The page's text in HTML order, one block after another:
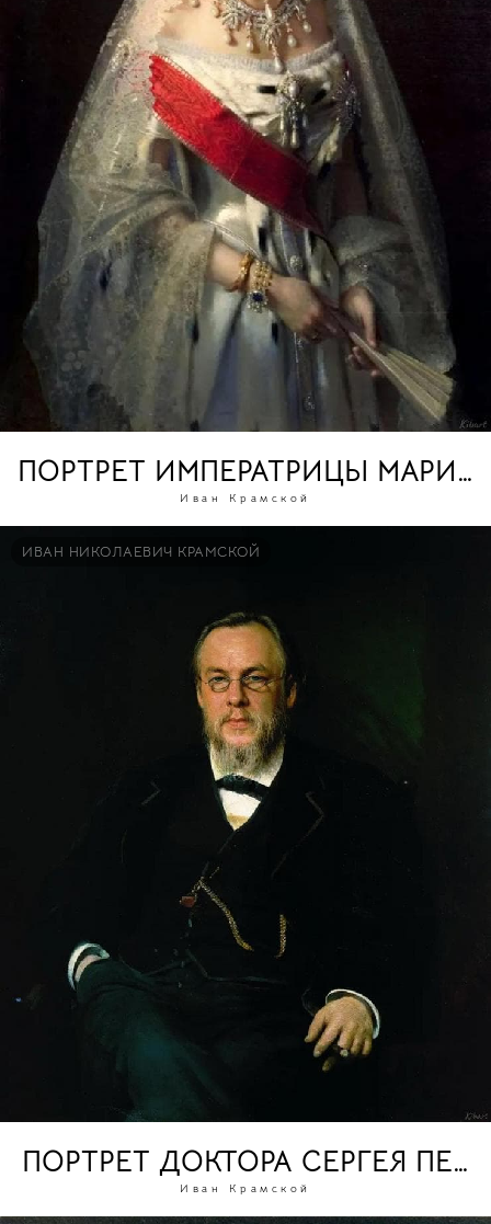
ПОРТРЕТ ИМПЕРАТРИЦЫ
Иван Крамской
ИВАН НИКОЛАЕВИЧ КРАМСКОЙ
ПОРТРЕТ ДОКТОРА СЕРГЕЯ
Иван Крамской